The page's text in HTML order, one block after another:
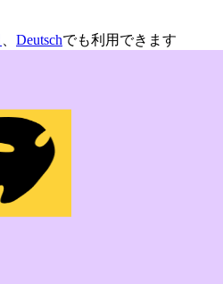
Deutschでも利用できます